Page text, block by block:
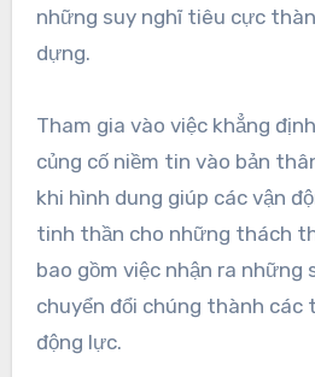
những suy nghĩ tiêu cực
dựng.
Tham gia vào việc khẳng
củng cố niềm tin vào bản
khi hình dung giúp các vận
tinh thần cho những thách
bao gồm việc nhận ra những
chuyển đổi chúng thành các
động lực.